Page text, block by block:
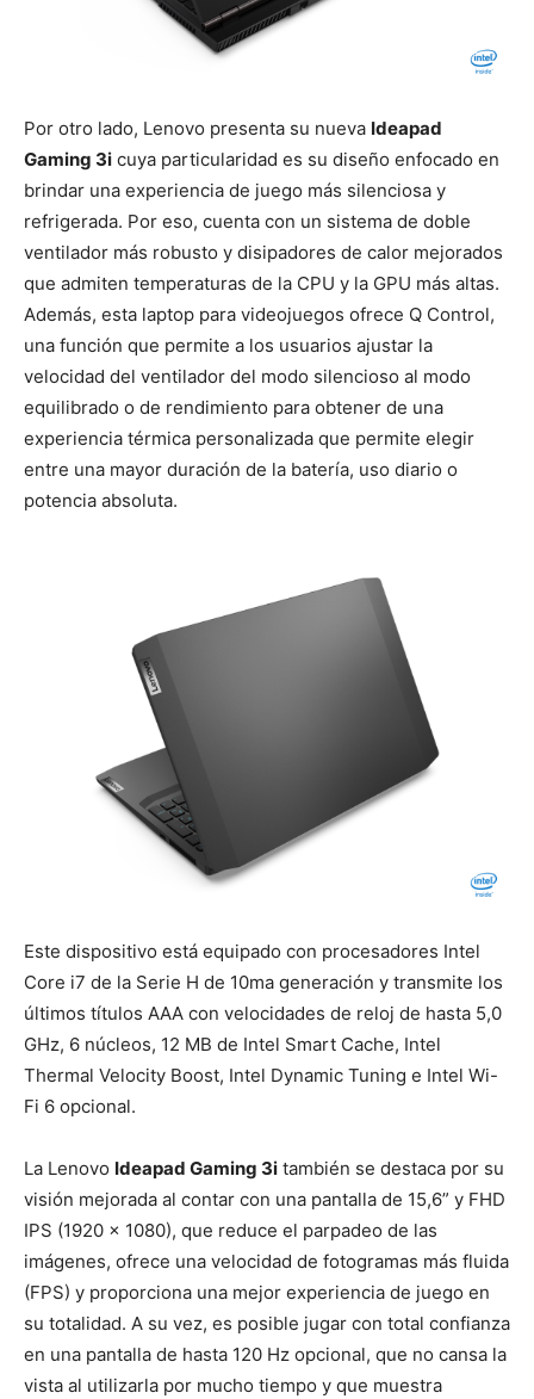
Por otro lado, Lenovo presenta su nueva Ideapad
Gaming 3i cuya particularidad es su diseño enfocado en
brindar una experiencia de juego más silenciosa y
refrigerada. Por eso, cuenta con un sistema de doble
ventilador más robusto y disipadores de calor mejorados
que admiten temperaturas de la CPU y la GPU más altas.
Además, esta laptop para videojuegos ofrece Q Control,
una función que permite a los usuarios ajustar la
velocidad del ventilador del modo silencioso al modo
equilibrado o de rendimiento para obtener de una
experiencia térmica personalizada que permite elegir
entre una mayor duración de la batería, uso diario o
potencia absoluta.
Este dispositivo está equipado con procesadores Intel
Core i7 de la Serie H de 10ma generación y transmite los
últimos títulos AAA con velocidades de reloj de hasta 5,0
GHz, 6 núcleos, 12 MB de Intel Smart Cache, Intel
Thermal Velocity Boost, Intel Dynamic Tuning e Intel Wi-
Fi 6 opcional.
La Lenovo Ideapad Gaming 3i también se destaca por su
visión mejorada al contar con una pantalla de 15,6” y FHD
IPS (1920 x 1080), que reduce el parpadeo de las
imágenes, ofrece una velocidad de fotogramas más fluida
(FPS) y proporciona una mejor experiencia de juego en
su totalidad. A su vez, es posible jugar con total confianza
en una pantalla de hasta 120 Hz opcional, que no cansa la
vista al utilizarla por mucho tiempo y que muestra